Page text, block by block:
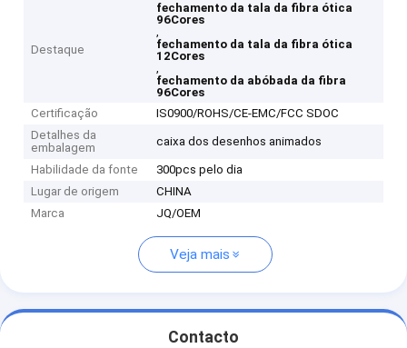
Destaque
fechamento da tala da fibra ótica
96Cores
,
fechamento da tala da fibra ótica
12Cores
,
fechamento da abóbada da fibra
96Cores
Certificação
IS0900/ROHS/CE-EMC/FCC SDOC
Detalhes da
embalagem
caixa dos desenhos animados
Habilidade da fonte
300pcs pelo dia
Lugar de origem
CHINA
Marca
JQ/OEM
Veja mais
Contacto